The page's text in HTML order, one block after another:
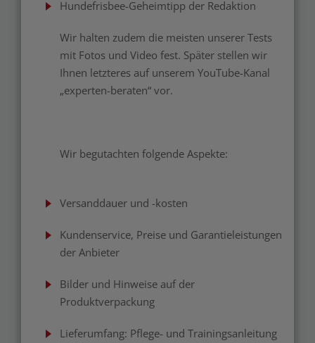
Hundefrisbee-Geheimtipp der Redaktion
Wir halten zudem die meisten unserer Tests
mit Fotos und Video fest. Später stellen wir
Ihnen letzteres auf unserem YouTube-Kanal
„experten-beraten“ vor.
Wir begutachten folgende Aspekte:
Versanddauer und -kosten
Kundenservice, Preise und Garantieleistungen
der Anbieter
Bilder und Hinweise auf der
Produktverpackung
Lieferumfang: Pflege- und Trainingsanleitung